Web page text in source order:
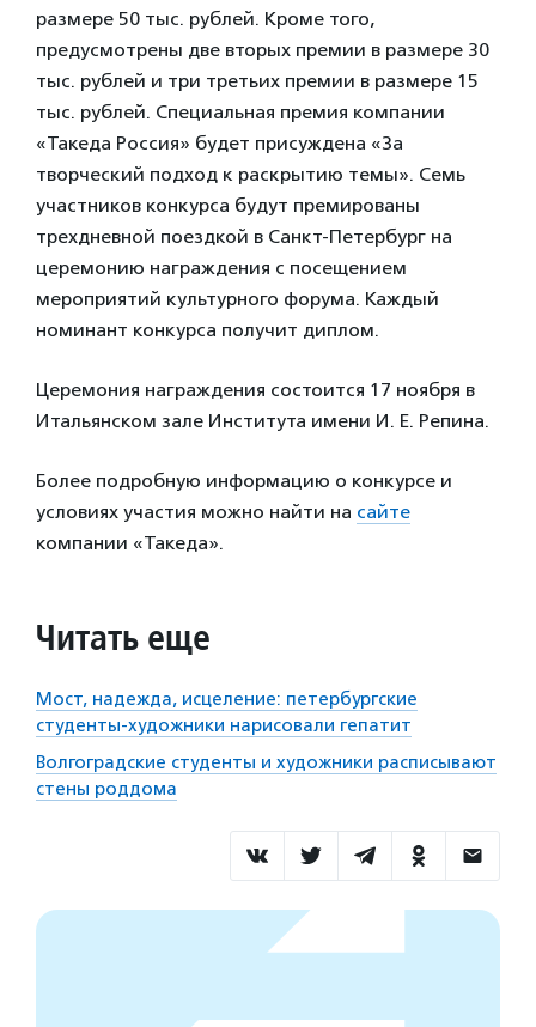
размере 50 тыс. рублей. Кроме того,
предусмотрены две вторых премии в размере 30
тыс. рублей и три третьих премии в размере 15
тыс. рублей. Специальная премия компании
«Такеда Россия» будет присуждена «За
творческий подход к раскрытию темы». Семь
участников конкурса будут премированы
трехдневной поездкой в Санкт-Петербург на
церемонию награждения с посещением
мероприятий культурного форума. Каждый
номинант конкурса получит диплом.
Церемония награждения состоится 17 ноября в
Итальянском зале Института имени И. Е. Репина.
Более подробную информацию о конкурсе и
условиях участия можно найти на сайте
компании «Такеда».
Читать еще
Мост, надежда, исцеление: петербургские
студенты-художники нарисовали гепатит
Волгоградские студенты и художники расписывают
стены роддома